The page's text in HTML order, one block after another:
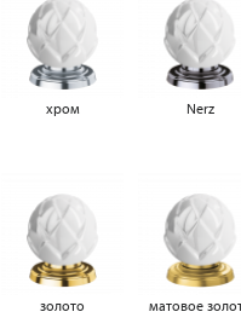
хром Nerz
золото матовое